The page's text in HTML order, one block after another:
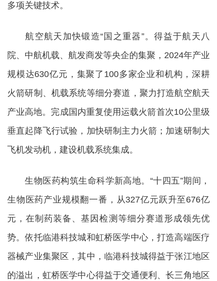
多项关键技术。
航空航天加快锻造“国之重器”。得益于航天八
院、中航机载、航发商发等央企的集聚，2024年产业
规模达630亿元，集聚了100多家企业和机构，深耕
火箭研制、机载系统等细分赛道，聚力打造航空航天
产业高地。完成国内重复使用运载火箭首次10公里级
垂直起降飞行试验，加快研制主力火箭；加速研制大
飞机发动机，建设机载系统集成。
生物医药构筑生命科学新高地。“十四五”期间，
生物医药产业规模翻一番，从327亿元跃升至676亿
元，在制药装备、基因检测等细分赛道形成领先优
势。依托临港科技城和虹桥医学中心，打造高端医疗
器械产业集聚区，其中，临港科技城得益于张江地区
的溢出，虹桥医学中心得益于交通便利、长三角地区